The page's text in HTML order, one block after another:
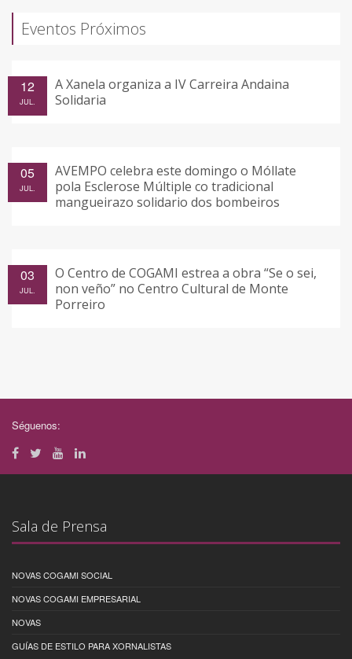
Eventos Próximos
A Xanela organiza a IV Carreira Andaina
Solidaria
12
JUL.
AVEMPO celebra este domingo o Móllate
pola Esclerose Múltiple co tradicional
mangueirazo solidario dos bombeiros
05
JUL.
O Centro de COGAMI estrea a obra “Se o sei,
non veño” no Centro Cultural de Monte
Porreiro
03
JUL.
Séguenos:
Sala de Prensa
NOVAS COGAMI SOCIAL
NOVAS COGAMI EMPRESARIAL
NOVAS
GUÍAS DE ESTILO PARA XORNALISTAS